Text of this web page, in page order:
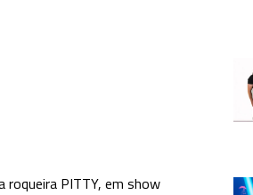
roqueira PITTY, em show